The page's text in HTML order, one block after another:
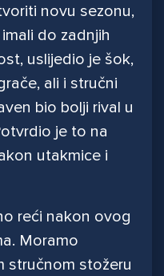
novu sezonu,
do zadnjih
uslijedio je šok,
ali i stručni
bio bolji rival u
je to na
utakmice i
reći nakon ovog
Moramo
stručnom stožeru